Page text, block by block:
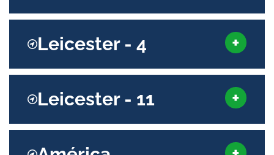
Leicester - 4
Leicester - 11